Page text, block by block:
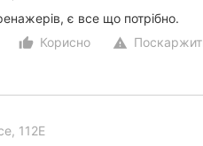
є все що потрібно.
thumb_up_alt
Корисно warning
112Е